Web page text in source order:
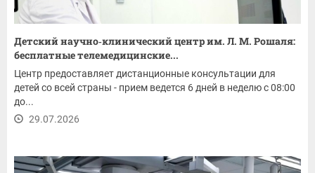
Детский научно‑клинический центр им. Л. М. Рошаля:
бесплатные телемедицинские...
Центр предоставляет дистанционные консультации для
детей со всей страны - прием ведется 6 дней в неделю с 08:00
до...
29.07.2026